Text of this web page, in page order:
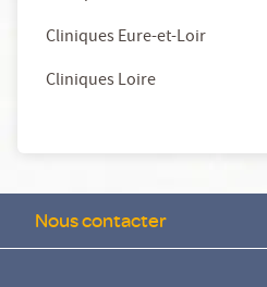
Cliniques Eure-et-Loir
Cliniques Loire
Nous contacter